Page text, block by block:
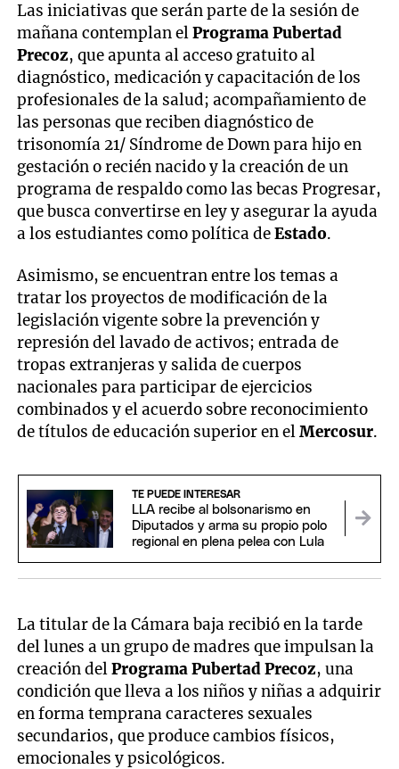
Las iniciativas que serán parte de la sesión de
mañana contemplan elPrograma Pubertad
Precoz, que apunta al acceso gratuito al
diagnóstico, medicación y capacitación de los
profesionales de la salud; acompañamiento de
las personas que reciben diagnóstico de
trisonomía 21/ Síndrome de Down para hijo en
gestación o recién nacido y la creación de un
programa de respaldo como las becas Progresar,
que busca convertirse en ley y asegurar la ayuda
a los estudiantes como política deEstado.
Asimismo, se encuentran entre los temas a
tratar los proyectos de modificación de la
legislación vigente sobre la prevención y
represión del lavado de activos; entrada de
tropas extranjeras y salida de cuerpos
nacionales para participar de ejercicios
combinados y el acuerdo sobre reconocimiento
de títulos de educación superior en elMercosur.
TE PUEDE INTERESAR
LLA recibe al bolsonarismo en
Diputados y arma su propio polo
regional en plena pelea con Lula
La titular de la Cámara baja recibió en la tarde
del lunes a un grupo de madres que impulsan la
creación delPrograma Pubertad Precoz, una
condición que lleva a los niños y niñas a adquirir
en forma temprana caracteres sexuales
secundarios, que produce cambios físicos,
emocionales y psicológicos.